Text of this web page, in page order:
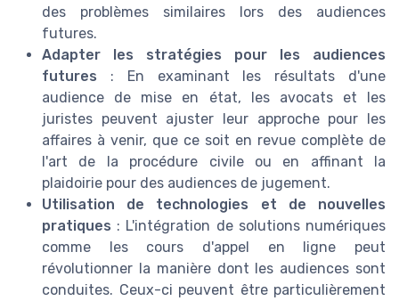
des problèmes similaires lors des audiences
futures.
Adapter les stratégies pour les audiences
futures : En examinant les résultats d'une
audience de mise en état, les avocats et les
juristes peuvent ajuster leur approche pour les
affaires à venir, que ce soit en revue complète de
l'art de la procédure civile ou en affinant la
plaidoirie pour des audiences de jugement.
Utilisation de technologies et de nouvelles
pratiques : L'intégration de solutions numériques
comme les cours d'appel en ligne peut
révolutionner la manière dont les audiences sont
conduites. Ceux-ci peuvent être particulièrement